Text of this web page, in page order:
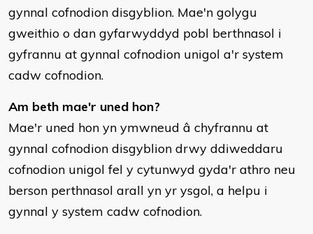
gynnal cofnodion disgyblion. Mae'n golygu
gweithio o dan gyfarwyddyd pobl berthnasol i
gyfrannu at gynnal cofnodion unigol a'r system
cadw cofnodion.
Am beth mae'r uned hon?
Mae'r uned hon yn ymwneud â chyfrannu at
gynnal cofnodion disgyblion drwy ddiweddaru
cofnodion unigol fel y cytunwyd gyda'r athro neu
berson perthnasol arall yn yr ysgol, a helpu i
gynnal y system cadw cofnodion.